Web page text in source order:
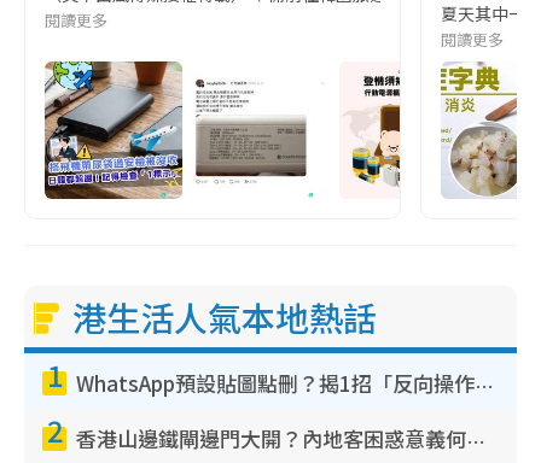
閱讀更多 夏天其中一
閱讀更多
港生活人氣本地熱話
1 WhatsApp預設貼圖點刪？揭1招「反向操作」還原簡潔介面 附3步實測教學
2 香港山邊鐵閘邊門大開？內地客困惑意義何在！網民神回覆：呢種叫法理性防禦